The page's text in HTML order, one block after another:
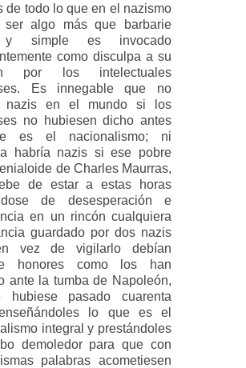
de todo lo que en el nazismo
ser algo más que barbarie
y simple es invocado
como disculpa a su
por los intelectuales
Es innegable que no
nazis en el mundo si los
no hubiesen dicho antes
es el nacionalismo; ni
habría nazis si ese pobre
de Charles Maurras,
de estar a estas horas
de desesperación e
en un rincón cualquiera
guardado por dos nazis
vez de vigilarlo debían
honores como los han
ante la tumba de Napoleón,
hubiese pasado cuarenta
lo que es el
integral y prestándoles
demoledor para que con
palabras acometiesen